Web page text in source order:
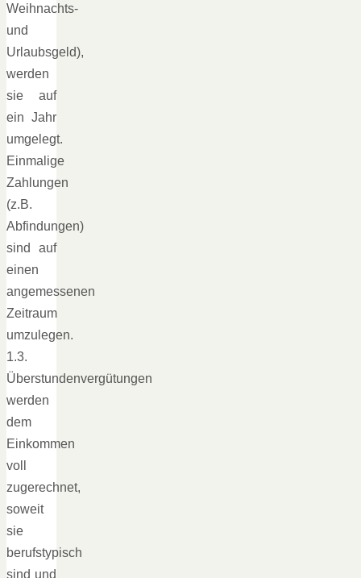
Weihnachts-
und
Urlaubsgeld),
werden
sie auf
ein Jahr
umgelegt.
Einmalige
Zahlungen
(z.B.
Abfindungen)
sind auf
einen
angemessenen
Zeitraum
umzulegen.
1.3.
Überstundenvergütungen
werden
dem
Einkommen
voll
zugerechnet,
soweit
sie
berufstypisch
sind und